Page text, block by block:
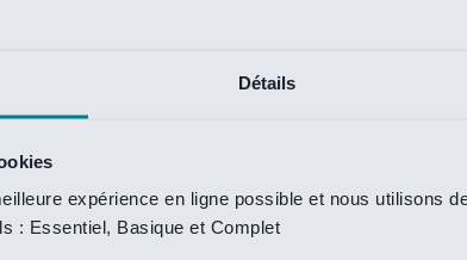
Détails
expérience en ligne possible et nous utilisons
: Essentiel, Basique et Complet
zo snel mogelijk te verhelpen.
te krijgen.